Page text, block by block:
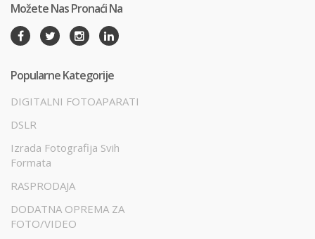
Možete Nas Pronaći Na
Popularne Kategorije
DIGITALNI FOTOAPARATI
DSLR
Izrada Fotografija Svih
Formata
RASPRODAJA
DODATNA OPREMA ZA
FOTO/VIDEO